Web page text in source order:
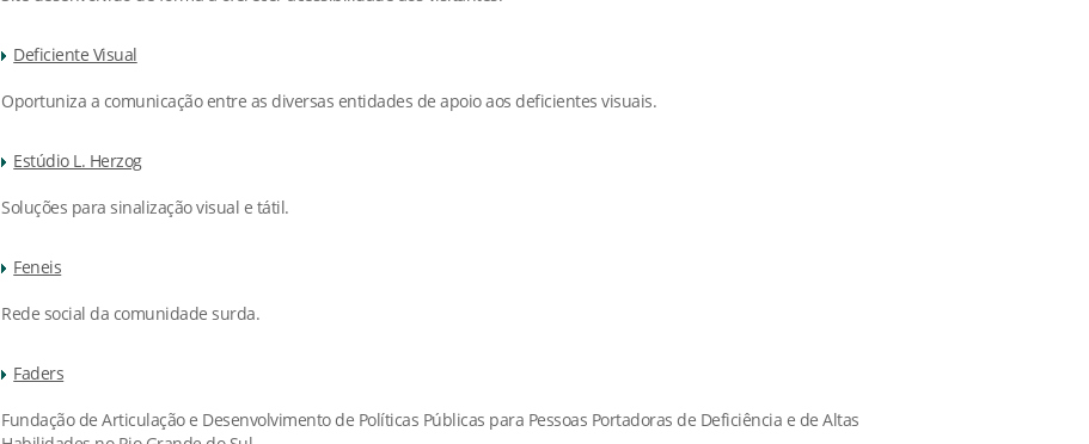
Deficiente Visual
Oportuniza a comunicação entre as diversas entidades de apoio aos deficientes visuais.
Estúdio L. Herzog
Soluções para sinalização visual e tátil.
Feneis
Rede social da comunidade surda.
Faders
Fundação de Articulação e Desenvolvimento de Políticas Públicas para Pessoas Portadoras de Deficiência e de Altas